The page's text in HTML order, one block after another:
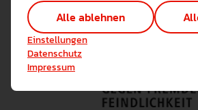
Alle ablehnen
Einstellungen
Datenschutz
Impressum
Einstellungen speichern